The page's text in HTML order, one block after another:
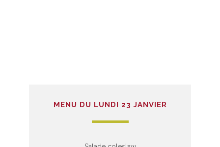
MENU DU LUNDI 23 JANVIER